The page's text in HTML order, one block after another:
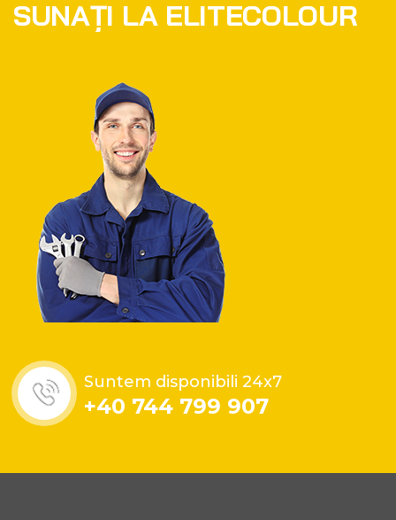
SUNAȚI LA ELITECOLOUR
Suntem disponibili 24x7
+40 744 799 907